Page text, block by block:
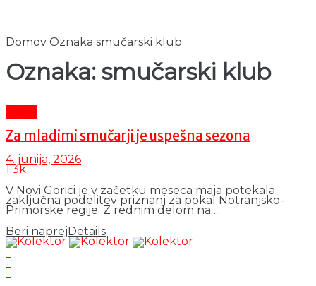
Domov Oznaka smučarski klub
Oznaka: smučarski klub
Za mladimi smučarji je uspešna sezona
4. junija, 2026
1.3k
V Novi Gorici je v začetku meseca maja potekala
zaključna podelitev priznanj za pokal Notranjsko-
Primorske regije. Z rednim delom na ...
Beri naprej Details